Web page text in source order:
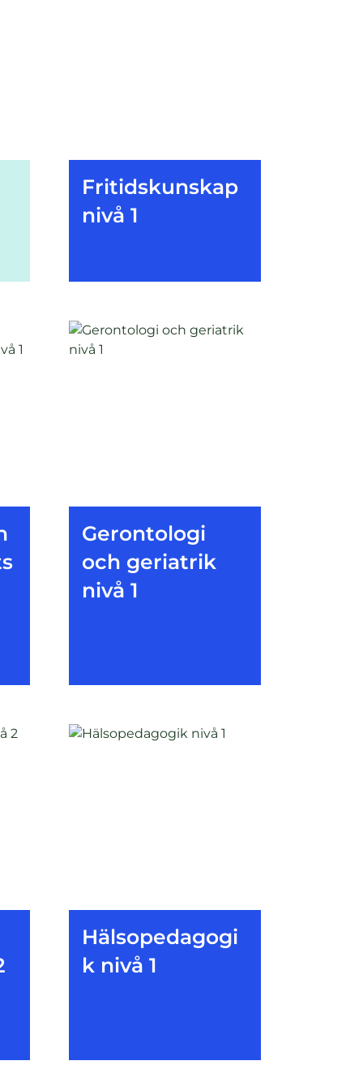
Fritidskunskap
nivå 1
Gerontologi
och geriatrik
nivå 1
Hälsopedagogi
k nivå 1